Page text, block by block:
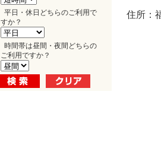
平日・休日どちらのご利用で
すか？
時間帯は昼間・夜間どちらの
ご利用ですか？
住所：